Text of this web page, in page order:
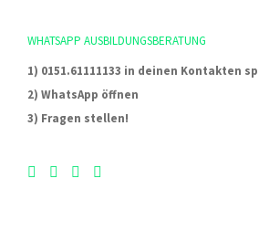
WHATSAPP AUSBILDUNGSBERATUNG
1) 0151.61111133 in deinen Kontakten
2) WhatsApp öffnen
3) Fragen stellen!